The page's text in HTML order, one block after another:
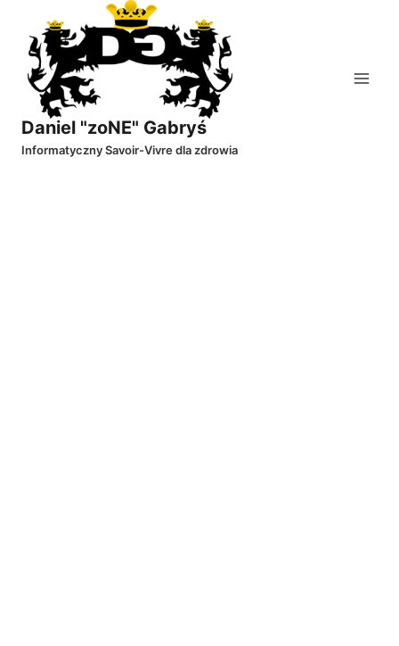
treści
Daniel "zoNE" Gabryś
Informatyczny Savoir-Vivre dla zdrowia